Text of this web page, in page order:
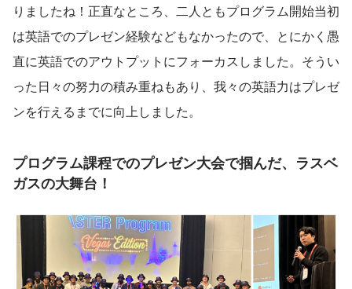
りましたね！正直なところ、二人ともプログラム開始当初
は英語でのプレゼン経験などもなかったので、とにかく愚
直に英語でのアウトプットにフォーカスしました。そうい
った日々の努力の積み重ねもあり、我々の英語力はプレゼ
ンを行えるまでに向上しました。
プログラム課程でのプレゼン大会で掴んだ、ラスベ
ガスの大舞台！